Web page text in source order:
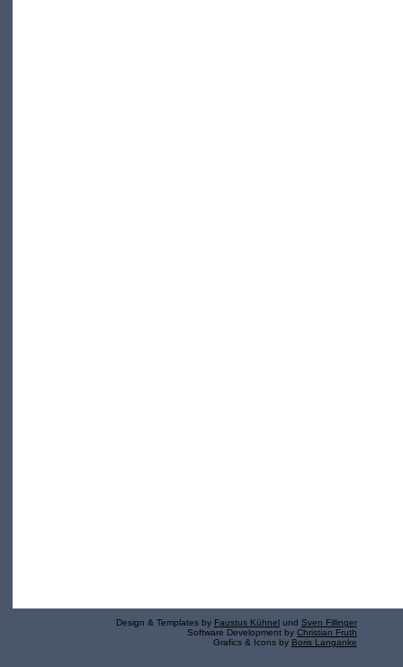
Design & Templates by Faustus Kühnelund Sven Fillinger
Software Development by Christian Fruth
Grafics & Icons by Boris Langanke